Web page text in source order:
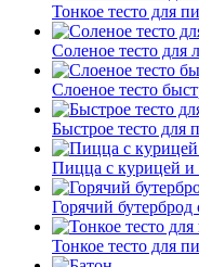
Тонкое тесто для
Соленое тесто для
Слоеное тесто
Быстрое тесто
Пицца с курицей и
Горячий бутерброд
Тонкое тесто для